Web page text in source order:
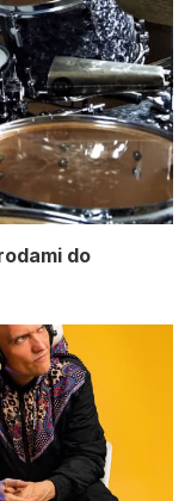
do